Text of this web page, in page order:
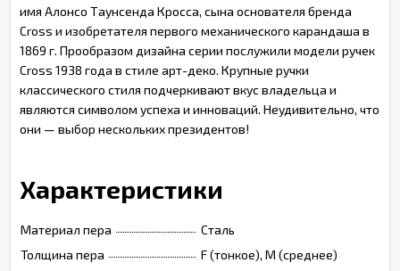
имя Алонсо Таунсенда Кросса, сына основателя бренда
Cross и изобретателя первого механического карандаша в
1869 г. Прообразом дизайна серии послужили модели ручек
Cross 1938 года в стиле арт-деко. Крупные ручки
классического стиля подчеркивают вкус владельца и
являются символом успеха и инноваций. Неудивительно, что
они — выбор нескольких президентов!
Характеристики
Материал пера
Сталь
Толщина пера
F (тонкое), M (среднее)